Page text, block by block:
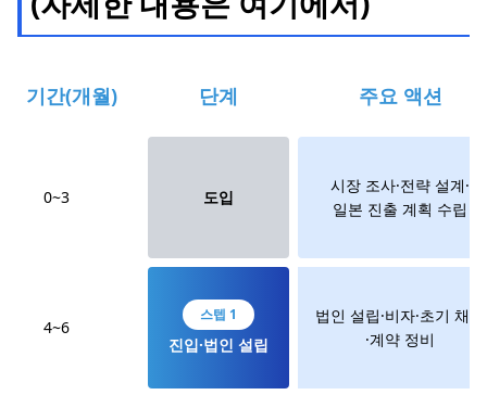
기간(개월) 단계 주요 액션
0~3 도입
시장 조사·전략 설계·
일본 진출 계획 수립
4~6
스텝 1
진입·법인 설립
법인 설립·비자·초기 채용
·계약 정비